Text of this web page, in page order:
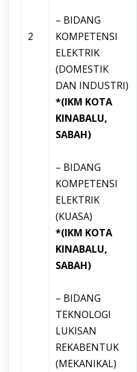
2
– BIDANG
KOMPETENSI
ELEKTRIK
(DOMESTIK
DAN INDUSTRI)
*(IKM KOTA
KINABALU,
SABAH)
– BIDANG
KOMPETENSI
ELEKTRIK
(KUASA)
*(IKM KOTA
KINABALU,
SABAH)
– BIDANG
TEKNOLOGI
LUKISAN
REKABENTUK
(MEKANIKAL)